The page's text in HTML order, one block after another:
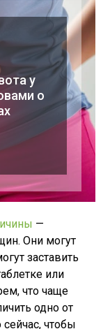
у
о
—
Они могут
заставить
или
что чаще
одно от
чтобы